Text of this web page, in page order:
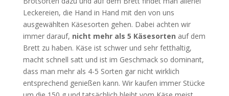
Leckereien, die Hand in Hand mit den von uns
ausgewählten Käsesorten gehen. Dabei achten wir
immer darauf, nicht mehr als 5 Käsesorten auf dem
Brett zu haben. Käse ist schwer und sehr fetthaltig,
macht schnell satt und ist im Geschmack so dominant,
dass man mehr als 4-5 Sorten gar nicht wirklich
entsprechend genießen kann. Wir kaufen immer Stücke